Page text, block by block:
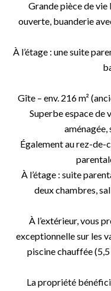
Grande pièce de vie
ouverte, buanderie
À l’étage : une suite
Gîte – env. 216 m²
Superbe espace de
aménagée,
Également au rez-de-
À l’étage : suite
deux chambres,
À l’extérieur, vous
exceptionnelle sur les
piscine chauffée
La propriété